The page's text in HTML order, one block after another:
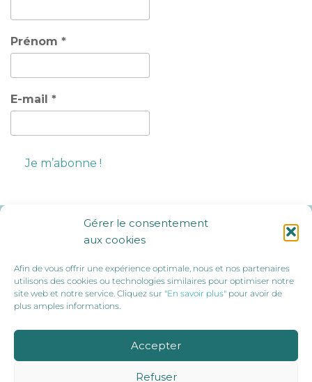
Gérer le consentement
aux cookies
Afin de vous offrir une expérience optimale, nous et nos partenaires
utilisons des cookies ou technologies similaires pour optimiser notre
site web et notre service. Cliquez sur "En savoir plus" pour avoir de
plus amples informations.
Accepter
Refuser
Prénom *
E-mail *
Ils nous soutiennent :